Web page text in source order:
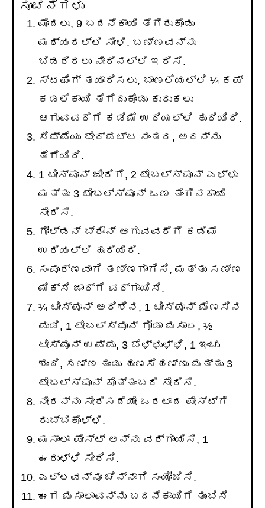
ಸೂಚನೆಗಳು
ಮೊದಲು, 9 ಬದನೆಕಾಯಿ ತೆಗೆದುಕೊಂಡು
ಮಧ್ಯದಲ್ಲಿ ಸೀಳಿ. ಬಣ್ಣವನ್ನು
ಬಿಡದಿರಲು ನೀರಿನಲ್ಲಿ ಇರಿಸಿ.
ಸ್ಟಫಿಂಗ್ ತಯಾರಿಸಲು, ಬಾಣಲೆಯಲ್ಲಿ ¼ ಕಪ್
ಕಡಲೆಕಾಯಿ ತೆಗೆದುಕೊಂಡು ಕುರುಕಲು
ಆಗುವವರೆಗೆ ಕಡಿಮೆ ಉರಿಯಲ್ಲಿ ಹುರಿಯಿರಿ.
ಸಿಪ್ಪೆಯು ಬೇರ್ಪಟ್ಟ ನಂತರ, ಅದನ್ನು
ತೆಗೆಯಿರಿ.
1 ಟೀಸ್ಪೂನ್ ಜೀರಿಗೆ, 2 ಟೇಬಲ್ಸ್ಪೂನ್ ಎಳ್ಳು
ಮತ್ತು 3 ಟೇಬಲ್ಸ್ಪೂನ್ ಒಣ ತೆಂಗಿನಕಾಯಿ
ಸೇರಿಸಿ.
ಗೋಲ್ಡನ್ ಬ್ರೌನ್ ಆಗುವವರೆಗೆ ಕಡಿಮೆ
ಉರಿಯಲ್ಲಿ ಹುರಿಯಿರಿ.
ಸಂಪೂರ್ಣವಾಗಿ ತಣ್ಣಗಾಗಿಸಿ, ಮತ್ತು ಸಣ್ಣ
ಮಿಕ್ಸಿ ಜಾರ್‌ಗೆ ವರ್ಗಾಯಿಸಿ.
¼ ಟೀಸ್ಪೂನ್ ಅರಿಶಿನ, 1 ಟೀಸ್ಪೂನ್ ಮೆಣಸಿನ
ಪುಡಿ, 1 ಟೇಬಲ್ಸ್ಪೂನ್ ಗೋಡಾ ಮಸಾಲ, ½
ಟೀಸ್ಪೂನ್ ಉಪ್ಪು, 3 ಬೆಳ್ಳುಳ್ಳಿ, 1 ಇಂಚು
ಶುಂಠಿ, ಸಣ್ಣ ತುಂಡು ಹುಣಸೆಹಣ್ಣು ಮತ್ತು 3
ಟೇಬಲ್ಸ್ಪೂನ್ ಕೊತ್ತಂಬರಿ ಸೇರಿಸಿ.
ನೀರನ್ನು ಸೇರಿಸದೆಯೇ ಒರಟಾದ ಪೇಸ್ಟ್ಗೆ
ರುಬ್ಬಿಕೊಳ್ಳಿ.
ಮಸಾಲಾ ಪೇಸ್ಟ್ ಅನ್ನು ವರ್ಗಾಯಿಸಿ, 1
ಈರುಳ್ಳಿ ಸೇರಿಸಿ.
ಎಲ್ಲವನ್ನೂ ಚೆನ್ನಾಗಿ ಸಂಯೋಜಿಸಿ.
ಈಗ ಮಸಾಲಾವನ್ನು ಬದನೆಕಾಯಿಗೆ ತುಂಬಿಸಿ